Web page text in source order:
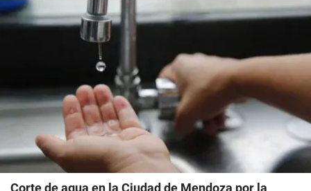
Corte de agua en la Ciudad de Mendoza por la